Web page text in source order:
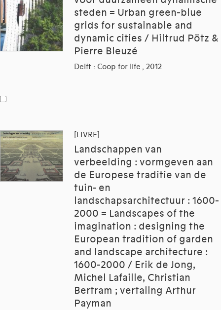
steden = Urban green-blue
grids for sustainable and
dynamic cities / Hiltrud Pötz &
Pierre Bleuzé
Delft : Coop for life , 2012
[LIVRE]
Landschappen van
verbeelding : vormgeven aan
de Europese traditie van de
tuin- en
landschapsarchitectuur : 1600-
2000 = Landscapes of the
imagination : designing the
European tradition of garden
and landscape architecture :
1600-2000 / Erik de Jong,
Michel Lafaille, Christian
Bertram ; vertaling Arthur
Payman